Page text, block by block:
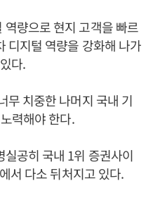
량으로 현지 고객을 빠르
디지털 역량을 강화해 나가
다.
무 치중한 나머지 국내 기
력해야 한다.
공히 국내 1위 증권사이
서 다소 뒤처지고 있다.